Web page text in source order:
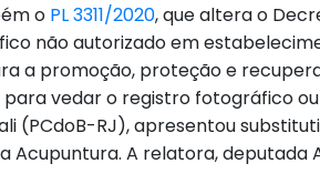
o PL 3311/2020, que altera o
não autorizado em
a promoção, proteção e
para vedar o registro fotográfico
(PCdoB-RJ), apresentou
Acupuntura. A relatora, deputada